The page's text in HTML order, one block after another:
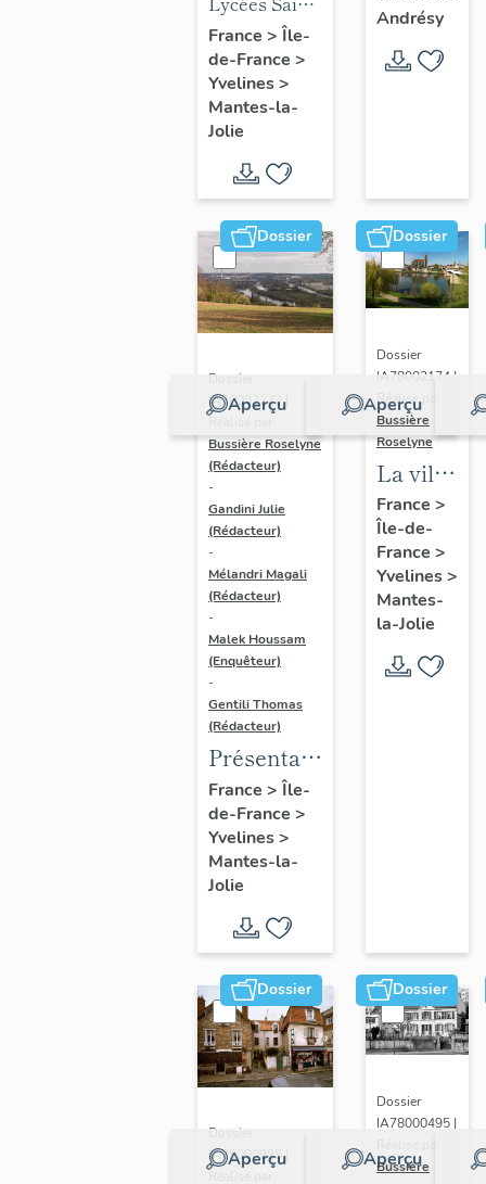
de Mantes
Exupéry et
Jean Rostand
France > Île-
de-France >
Yvelines>
Mantes-la-
Jolie
Germain-
de-
Paris
Andrésy
Dossier
Aperçu
Dossier
IA78002272 |
Bussière Roselyne
(Rédacteur)
-
Gandini Julie
(Rédacteur)
-
Mélandri Magali
(Rédacteur)
-
Malek Houssam
(Enquêteur)
-
Gentili Thomas
(Rédacteur)
Présentation
de l'étude
France > Île-
de-France >
Yvelines>
Mantes-la-
Jolie
Dossier
Aperçu
Dossier
IA78002174 |
Réalisé par
Bussière
Roselyne
La ville
de
Mantes-
la-Jolie
France >
Île-de-
France >
Yvelines>
Mantes-
la-Jolie
Dossier
Aperçu
Dossier
IA78000985 |
Dossier
Aperçu
Dossier
IA78000495 |
Bussière